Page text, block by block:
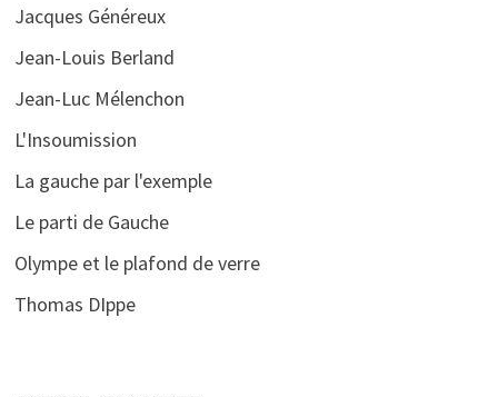
Jacques Généreux
Jean-Louis Berland
Jean-Luc Mélenchon
L'Insoumission
La gauche par l'exemple
Le parti de Gauche
Olympe et le plafond de verre
Thomas DIppe